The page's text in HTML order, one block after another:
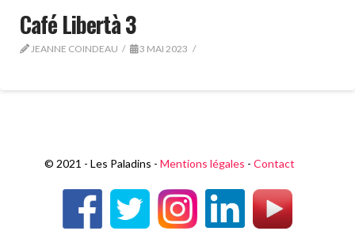
Café Libertà 3
JEANNE COINDEAU 3 MAI 2023
© 2021 - Les Paladins - Mentions légales - Contact